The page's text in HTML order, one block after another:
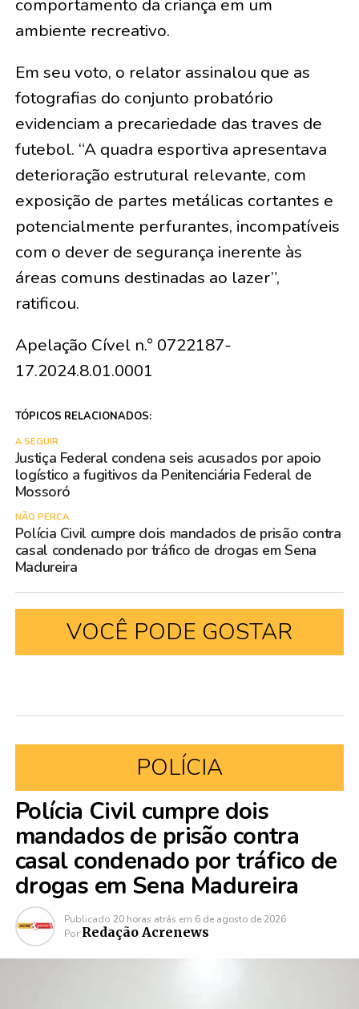
comportamento da criança em um
ambiente recreativo.
Em seu voto, o relator assinalou que as
fotografias do conjunto probatório
evidenciam a precariedade das traves de
futebol. “A quadra esportiva apresentava
deterioração estrutural relevante, com
exposição de partes metálicas cortantes e
potencialmente perfurantes, incompatíveis
com o dever de segurança inerente às
áreas comuns destinadas ao lazer”,
ratificou.
Apelação Cível n.° 0722187-
17.2024.8.01.0001
TÓPICOS RELACIONADOS:
A SEGUIR
Justiça Federal condena seis acusados por apoio
logístico a fugitivos da Penitenciária Federal de
Mossoró
NÃO PERCA
Polícia Civil cumpre dois mandados de prisão contra
casal condenado por tráfico de drogas em Sena
Madureira
VOCÊ PODE GOSTAR
POLÍCIA
Polícia Civil cumpre dois
mandados de prisão contra
casal condenado por tráfico de
drogas em Sena Madureira
Publicado 20 horas atrás em 6 de agosto de 2026
Por Redação Acrenews